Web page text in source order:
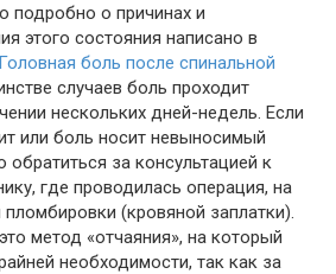
подробно о причинах и
этого состояния написано в
Головная боль после спинальной
случаев боль проходит
нескольких дней-недель. Если
или боль носит невыносимый
обратиться за консультацией к
где проводилась операция, на
(кровяной заплатки).
метод «отчаяния», на который
необходимости, так как за